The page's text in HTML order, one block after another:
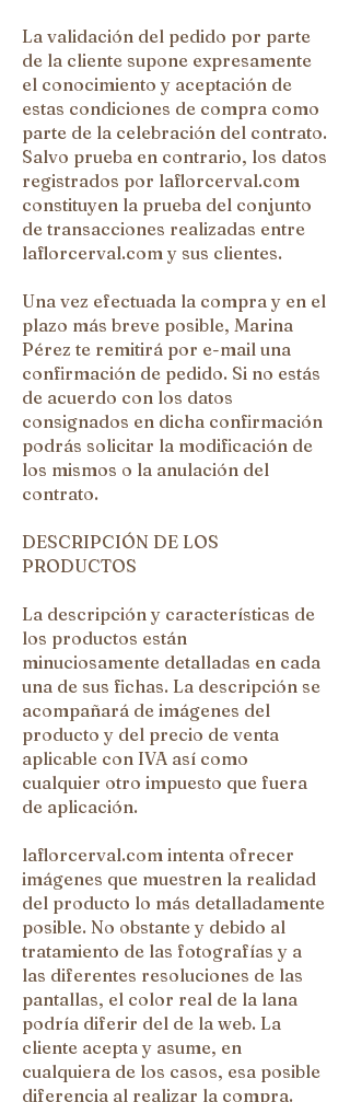
La validación del pedido por parte
de la cliente supone expresamente
el conocimiento y aceptación de
estas condiciones de compra como
parte de la celebración del contrato.
Salvo prueba en contrario, los datos
registrados por laflorcerval.com
constituyen la prueba del conjunto
de transacciones realizadas entre
laflorcerval.com y sus clientes.
Una vez efectuada la compra y en el
plazo más breve posible, Marina
Pérez te remitirá por e-mail una
confirmación de pedido. Si no estás
de acuerdo con los datos
consignados en dicha confirmación
podrás solicitar la modificación de
los mismos o la anulación del
contrato.
DESCRIPCIÓN DE LOS
PRODUCTOS
La descripción y características de
los productos están
minuciosamente detalladas en cada
una de sus fichas. La descripción se
acompañará de imágenes del
producto y del precio de venta
aplicable con IVA así como
cualquier otro impuesto que fuera
de aplicación.
laflorcerval.com intenta ofrecer
imágenes que muestren la realidad
del producto lo más detalladamente
posible. No obstante y debido al
tratamiento de las fotografías y a
las diferentes resoluciones de las
pantallas, el color real de la lana
podría diferir del de la web. La
cliente acepta y asume, en
cualquiera de los casos, esa posible
diferencia al realizar la compra.